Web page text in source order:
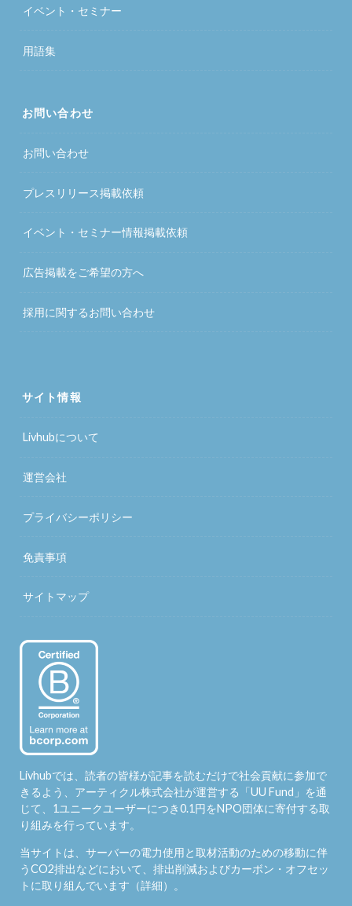
イベント・セミナー
用語集
お問い合わせ
お問い合わせ
プレスリリース掲載依頼
イベント・セミナー情報掲載依頼
広告掲載をご希望の方へ
採用に関するお問い合わせ
サイト情報
Livhubについて
運営会社
プライバシーポリシー
免責事項
サイトマップ
Livhubでは、読者の皆様が記事を読むだけで社会貢献に参加で
きるよう、アーティクル株式会社が運営する「UU Fund 」を通
じて、1ユニークユーザーにつき0.1円をNPO団体に寄付する取
り組みを行っています。
当サイトは、サーバーの電力使用と取材活動のための移動に伴
うCO2排出などにおいて、排出削減およびカーボン・オフセッ
トに取り組んでいます（詳細）。